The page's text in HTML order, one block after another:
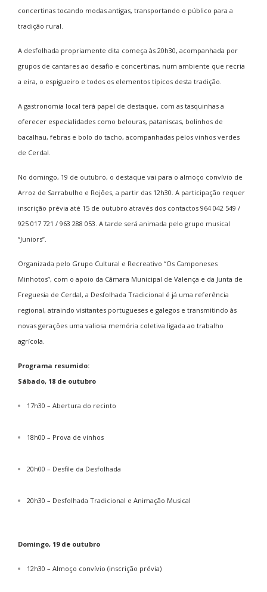
concertinas tocando modas antigas, transportando o público para a
tradição rural.
A desfolhada propriamente dita começa às 20h30, acompanhada por
grupos de cantares ao desafio e concertinas, num ambiente que recria
a eira, o espigueiro e todos os elementos típicos desta tradição.
A gastronomia local terá papel de destaque, com as tasquinhas a
oferecer especialidades como belouras, pataniscas, bolinhos de
bacalhau, febras e bolo do tacho, acompanhadas pelos vinhos verdes
de Cerdal.
No domingo, 19 de outubro, o destaque vai para o almoço convívio de
Arroz de Sarrabulho e Rojões, a partir das 12h30. A participação requer
inscrição prévia até 15 de outubro através dos contactos 964 042 549 /
925 017 721 / 963 288 053. A tarde será animada pelo grupo musical
“Juniors”.
Organizada pelo Grupo Cultural e Recreativo “Os Camponeses
Minhotos”, com o apoio da Câmara Municipal de Valença e da Junta de
Freguesia de Cerdal, a Desfolhada Tradicional é já uma referência
regional, atraindo visitantes portugueses e galegos e transmitindo às
novas gerações uma valiosa memória coletiva ligada ao trabalho
agrícola.
Programa resumido:
Sábado, 18 de outubro
17h30 – Abertura do recinto
18h00 – Prova de vinhos
20h00 – Desfile da Desfolhada
20h30 – Desfolhada Tradicional e Animação Musical
Domingo, 19 de outubro
12h30 – Almoço convívio (inscrição prévia)